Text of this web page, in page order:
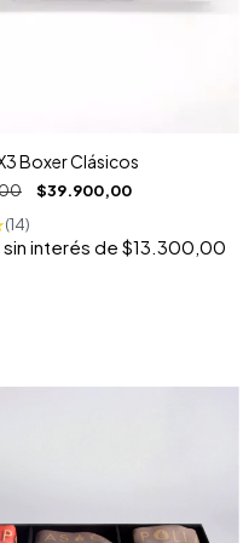
Boxer Clásicos
$39.900,00
(14)
interés de $13.300,00